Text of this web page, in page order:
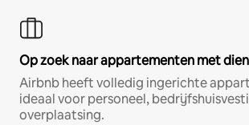
Op zoek naar appartementen met
Airbnb heeft volledig ingerichte
ideaal voor personeel,
overplaatsing.